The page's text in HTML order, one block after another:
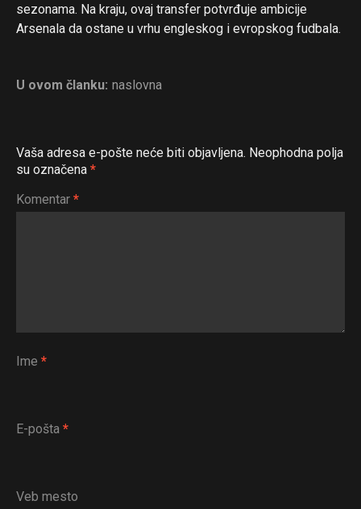
sezonama. Na kraju, ovaj transfer potvrđuje ambicije
Arsenala da ostane u vrhu engleskog i evropskog fudbala.
U ovom članku: naslovna
Vaša adresa e-pošte neće biti objavljena. Neophodna polja
su označena *
Komentar *
Ime *
E-pošta *
Veb mesto